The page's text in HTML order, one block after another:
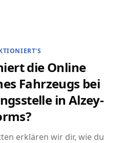
die Online
Fahrzeugs bei
in Alzey-
erklären wir dir, wie du